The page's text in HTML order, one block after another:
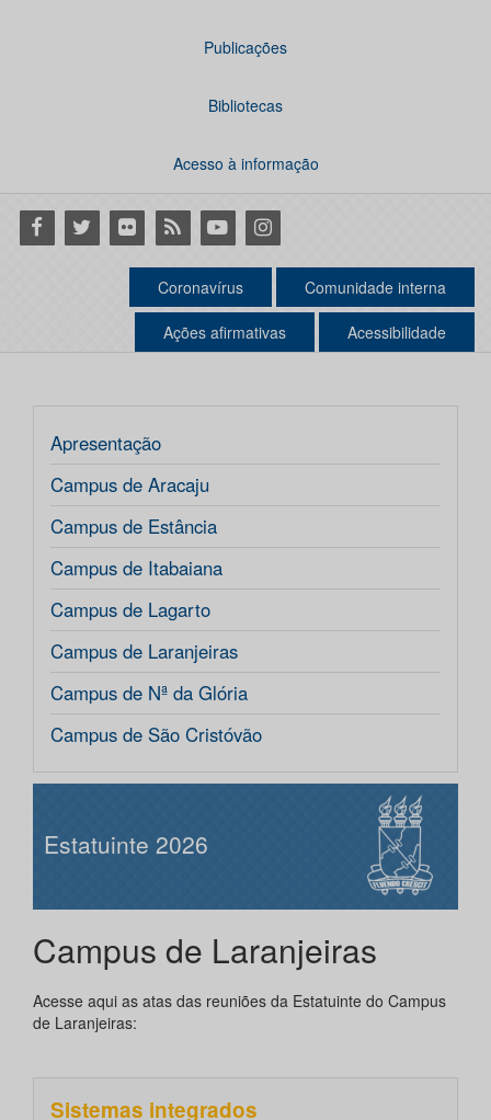
Publicações
Bibliotecas
Acesso à informação
Facebook
Twitter Flickr RSS YoutubeInstagram
Coronavírus Comunidade interna
Ações afirmativas Acessibilidade
Apresentação
Campus de Aracaju
Campus de Estância
Campus de Itabaiana
Campus de Lagarto
Campus de Laranjeiras
Campus de Nª da Glória
Campus de São Cristóvão
Estatuinte 2026
Campus de Laranjeiras
Acesse aqui as atas das reuniões da Estatuinte do Campus
de Laranjeiras:
Sistemas integrados